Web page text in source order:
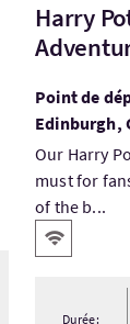
Harry
Point de
Edinburgh,
Our Harry
must for
of the b...
Services
WiFi gratuit
Durée: